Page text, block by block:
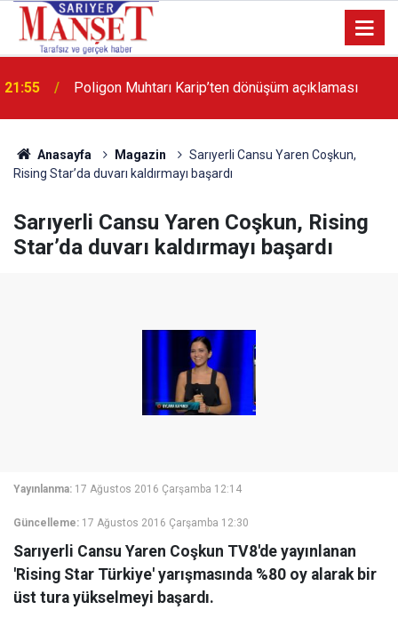
13:36 'Poligon'da İstanbul'a örnek proje gerçekleştirilecek'
Anasayfa Magazin
Sarıyerli Cansu Yaren Coşkun,
Rising Star’da duvarı kaldırmayı başardı
Sarıyerli Cansu Yaren Coşkun, Rising
Star’da duvarı kaldırmayı başardı
Yayınlanma: 17 Ağustos 2016 Çarşamba 12:14
Güncelleme: 17 Ağustos 2016 Çarşamba 12:30
Sarıyerli Cansu Yaren Coşkun TV8'de yayınlanan
'Rising Star Türkiye' yarışmasında %80 oy alarak bir
üst tura yükselmeyi başardı.